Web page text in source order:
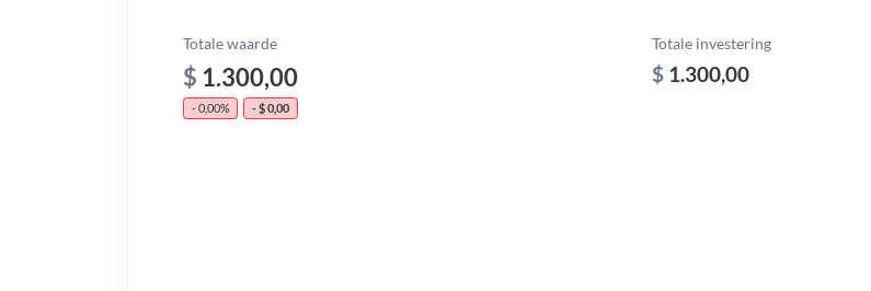
Totale waarde
$ 1.300,00
- 0,00% - $ 0,00
Totale investering
$ 1.300,00